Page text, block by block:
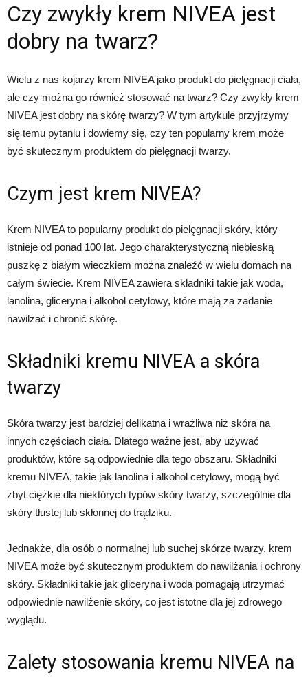
Czy zwykły krem NIVEA jest
dobry na twarz?
Wielu z nas kojarzy krem NIVEA jako produkt do pielęgnacji ciała,
ale czy można go również stosować na twarz? Czy zwykły krem
NIVEA jest dobry na skórę twarzy? W tym artykule przyjrzymy
się temu pytaniu i dowiemy się, czy ten popularny krem może
być skutecznym produktem do pielęgnacji twarzy.
Czym jest krem NIVEA?
Krem NIVEA to popularny produkt do pielęgnacji skóry, który
istnieje od ponad 100 lat. Jego charakterystyczną niebieską
puszkę z białym wieczkiem można znaleźć w wielu domach na
całym świecie. Krem NIVEA zawiera składniki takie jak woda,
lanolina, gliceryna i alkohol cetylowy, które mają za zadanie
nawilżać i chronić skórę.
Składniki kremu NIVEA a skóra
twarzy
Skóra twarzy jest bardziej delikatna i wrażliwa niż skóra na
innych częściach ciała. Dlatego ważne jest, aby używać
produktów, które są odpowiednie dla tego obszaru. Składniki
kremu NIVEA, takie jak lanolina i alkohol cetylowy, mogą być
zbyt ciężkie dla niektórych typów skóry twarzy, szczególnie dla
skóry tłustej lub skłonnej do trądziku.
Jednakże, dla osób o normalnej lub suchej skórze twarzy, krem
NIVEA może być skutecznym produktem do nawilżania i ochrony
skóry. Składniki takie jak gliceryna i woda pomagają utrzymać
odpowiednie nawilżenie skóry, co jest istotne dla jej zdrowego
wyglądu.
Zalety stosowania kremu NIVEA na